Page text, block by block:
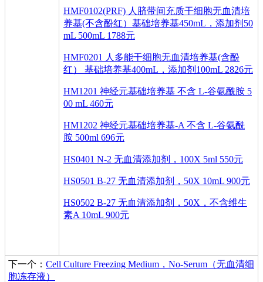
HMF0102(PRF) 人脐带间充质干细胞无血清培
养基(不含酚红）基础培养基450mL，添加剂50
mL 500mL 1788元
HMF0201 人多能干细胞无血清培养基(含酚
红） 基础培养基400mL，添加剂100mL 2826元
HM1201 神经元基础培养基 不含 L-谷氨酰胺 5
00 mL 460元
HM1202 神经元基础培养基-A 不含 L-谷氨酰
胺 500ml 696元
HS0401 N-2 无血清添加剂，100X 5ml 550元
HS0501 B-27 无血清添加剂，50X 10mL 900元
HS0502 B-27 无血清添加剂，50X，不含维生
素A 10mL 900元
下一个： Cell Culture Freezing Medium，No-Serum（无血清细
胞冻存液）